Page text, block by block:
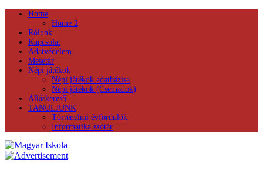
Home
Home 2
Rólunk
Kapcsolat
Adatvédelem
Mesetár
Népi játékok
Népi játékok adatbázisa
Népi játékok (Csemadok)
Álláskereső
TANULJUNK
Történelmi évfordulók
Informatika szótár